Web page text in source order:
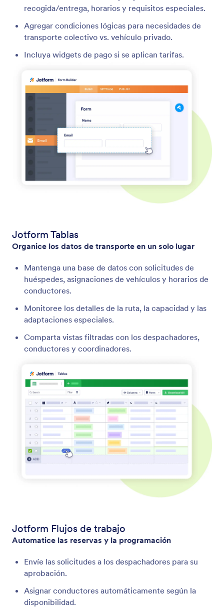
recogida/entrega, horarios y requisitos especiales.
Agregar condiciones lógicas para necesidades de
transporte colectivo vs. vehículo privado.
Incluya widgets de pago si se aplican tarifas.
Jotform Tablas
Organice los datos de transporte en un solo lugar
Mantenga una base de datos con solicitudes de
huéspedes, asignaciones de vehículos y horarios de
conductores.
Monitoree los detalles de la ruta, la capacidad y las
adaptaciones especiales.
Comparta vistas filtradas con los despachadores,
conductores y coordinadores.
Jotform Flujos de trabajo
Automatice las reservas y la programación
Envíe las solicitudes a los despachadores para su
aprobación.
Asignar conductores automáticamente según la
disponibilidad.